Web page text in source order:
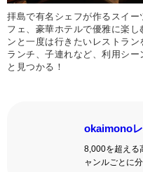
拝島で有名シェフが作るスイ
フェ、豪華ホテルで優雅に楽
ンと一度は行きたいレストラ
ランチ、子連れなど、利用シ
と見つかる！
okaimono
8,000を超える
ャンルごとに分